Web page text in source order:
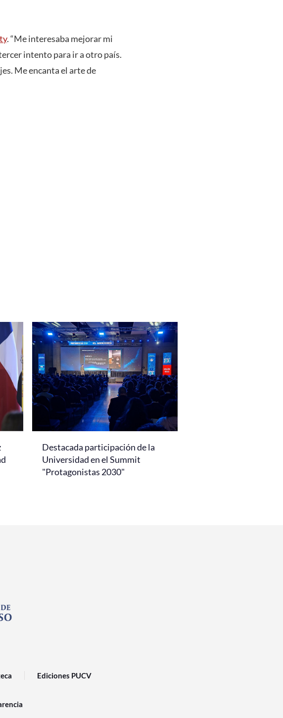
. “Me interesaba mejorar mi
intento para ir a otro país.
Me encanta el arte de
Destacada participación de la
Universidad en el Summit
"Protagonistas 2030"
Ediciones PUCV